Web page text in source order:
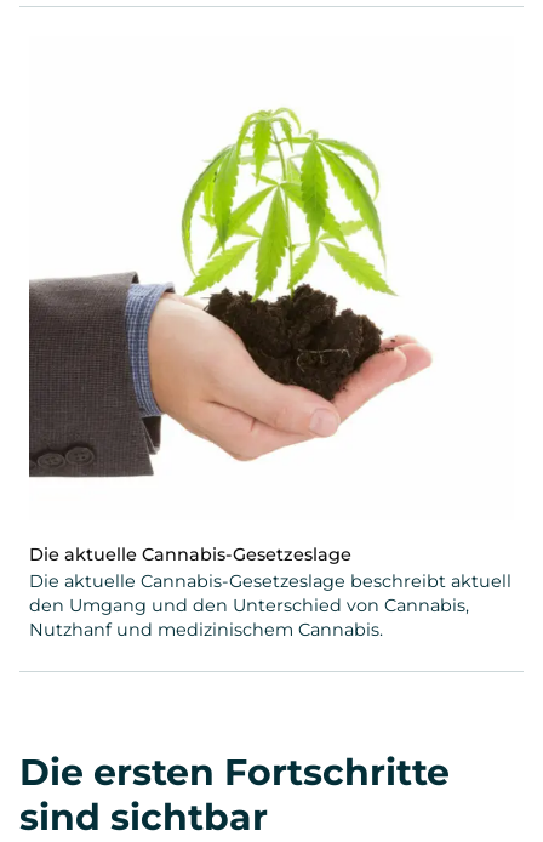
Die aktuelle Cannabis-Gesetzeslage
Die aktuelle Cannabis-Gesetzeslage beschreibt aktuell
den Umgang und den Unterschied von Cannabis,
Nutzhanf und medizinischem Cannabis.
Die ersten Fortschritte
sind sichtbar